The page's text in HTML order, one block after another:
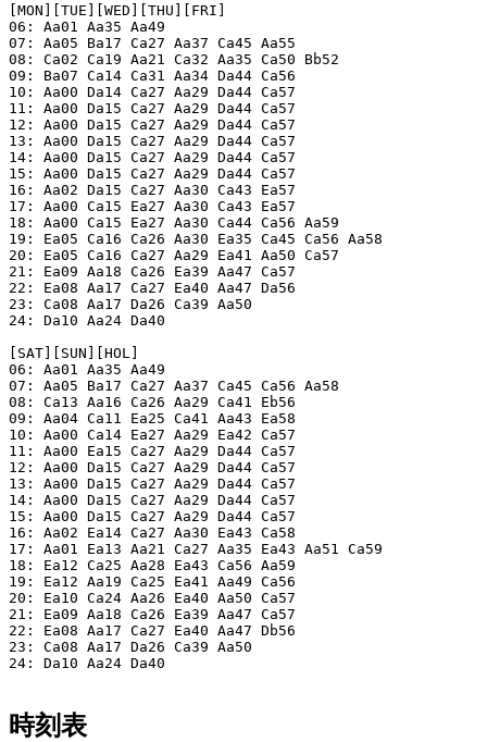
[MON][TUE][WED][THU][FRI]
06: Aa01 Aa35 Aa49
07: Aa05 Ba17 Ca27 Aa37 Ca45 Aa55
08: Ca02 Ca19 Aa21 Ca32 Aa35 Ca50 Bb52
09: Ba07 Ca14 Ca31 Aa34 Da44 Ca56
10: Aa00 Da14 Ca27 Aa29 Da44 Ca57
11: Aa00 Da15 Ca27 Aa29 Da44 Ca57
12: Aa00 Da15 Ca27 Aa29 Da44 Ca57
13: Aa00 Da15 Ca27 Aa29 Da44 Ca57
14: Aa00 Da15 Ca27 Aa29 Da44 Ca57
15: Aa00 Da15 Ca27 Aa29 Da44 Ca57
16: Aa02 Da15 Ca27 Aa30 Ca43 Ea57
17: Aa00 Ca15 Ea27 Aa30 Ca43 Ea57
18: Aa00 Ca15 Ea27 Aa30 Ca44 Ca56 Aa59
19: Ea05 Ca16 Ca26 Aa30 Ea35 Ca45 Ca56 Aa58
20: Ea05 Ca16 Ca27 Aa29 Ea41 Aa50 Ca57
21: Ea09 Aa18 Ca26 Ea39 Aa47 Ca57
22: Ea08 Aa17 Ca27 Ea40 Aa47 Da56
23: Ca08 Aa17 Da26 Ca39 Aa50
24: Da10 Aa24 Da40
[SAT][SUN][HOL]
06: Aa01 Aa35 Aa49
07: Aa05 Ba17 Ca27 Aa37 Ca45 Ca56 Aa58
08: Ca13 Aa16 Ca26 Aa29 Ca41 Eb56
09: Aa04 Ca11 Ea25 Ca41 Aa43 Ea58
10: Aa00 Ca14 Ea27 Aa29 Ea42 Ca57
11: Aa00 Ea15 Ca27 Aa29 Da44 Ca57
12: Aa00 Da15 Ca27 Aa29 Da44 Ca57
13: Aa00 Da15 Ca27 Aa29 Da44 Ca57
14: Aa00 Da15 Ca27 Aa29 Da44 Ca57
15: Aa00 Da15 Ca27 Aa29 Da44 Ca57
16: Aa02 Ea14 Ca27 Aa30 Ea43 Ca58
17: Aa01 Ea13 Aa21 Ca27 Aa35 Ea43 Aa51 Ca59
18: Ea12 Ca25 Aa28 Ea43 Ca56 Aa59
19: Ea12 Aa19 Ca25 Ea41 Aa49 Ca56
20: Ea10 Ca24 Aa26 Ea40 Aa50 Ca57
21: Ea09 Aa18 Ca26 Ea39 Aa47 Ca57
22: Ea08 Aa17 Ca27 Ea40 Aa47 Db56
23: Ca08 Aa17 Da26 Ca39 Aa50
24: Da10 Aa24 Da40
時刻表